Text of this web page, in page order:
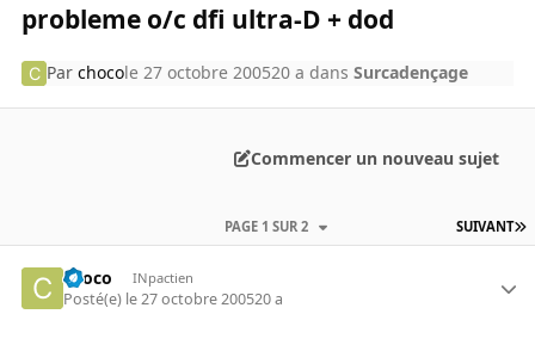
probleme o/c dfi ultra-D + dod
Parchocole 27 octobre 200520 a dansSurcadençage
Commencer un nouveau sujet
SUIVANT
PAGE 1 SUR 2
choco INpactien
Posté(e) le 27 octobre 200520 a